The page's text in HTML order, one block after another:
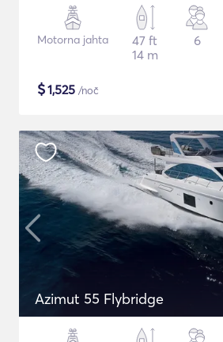
Motorna jahta
47 ft
14 m
6
$1,525 /noč
Azimut 55 Flybridge